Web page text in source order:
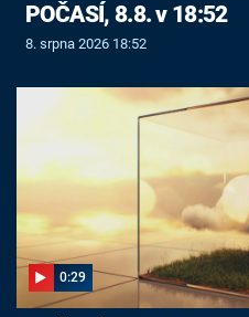
POČASÍ, 8.8. v 18:52
8. srpna 2026 18:52
0:29